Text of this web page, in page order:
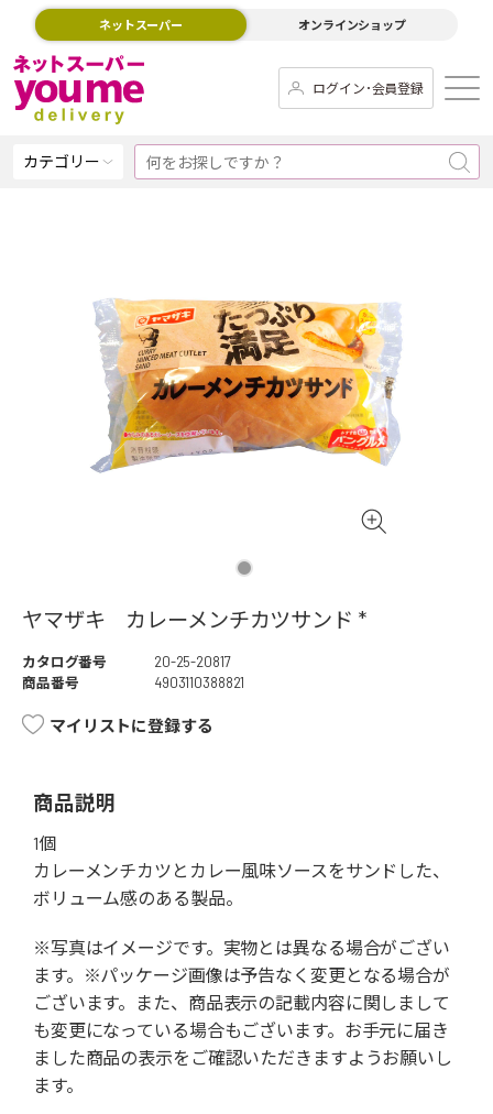
ネットスーパー オンラインショップ
ログイン･会員登録
カテゴリー
ヤマザキ カレーメンチカツサンド *
カタログ番号
20-25-20817
商品番号
4903110388821
マイリストに登録する
商品説明
1個
カレーメンチカツとカレー風味ソースをサンドした、
ボリューム感のある製品。
※写真はイメージです。実物とは異なる場合がござい
ます。※パッケージ画像は予告なく変更となる場合が
ございます。また、商品表示の記載内容に関しまして
も変更になっている場合もございます。お手元に届き
ました商品の表示をご確認いただきますようお願いし
ます。